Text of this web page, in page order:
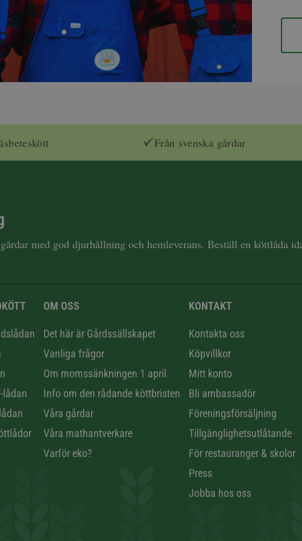
Från svenska gårdar
med god djurhållning och hemleverans. Beställ en köttlåda
lådan
OM OSS
Det här är Gårdssällskapet
Vanliga frågor
Om momssänkningen 1 april
Info om den rådande köttbristen
Våra gårdar
Våra mathantverkare
Varför eko?
KONTAKT
Kontakta oss
Köpvillkor
Mitt konto
Bli ambassadör
Föreningsförsäljning
Tillgänglighetsutlåtande
För restauranger & skolor
Press
Jobba hos oss